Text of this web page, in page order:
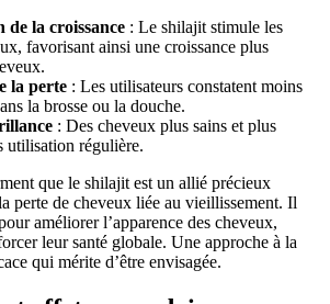
de la croissance : Le shilajit stimule les
favorisant ainsi une croissance plus
la perte : Les utilisateurs constatent moins
la brosse ou la douche.
: Des cheveux plus sains et plus
utilisation régulière.
que le shilajit est un allié précieux
perte de cheveux liée au vieillissement. Il
améliorer l’apparence des cheveux,
leur santé globale. Une approche à la
qui mérite d’être envisagée.